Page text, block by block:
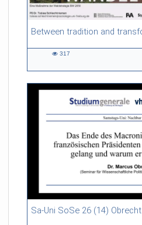
54:13 duration
317
Sa-Uni SoSe 26 (14) Obrecht
46:53 duration